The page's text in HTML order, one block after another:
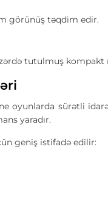
görünüş təqdim edir.
tutulmuş
oyunlarda sürətli
yaradır.
geniş istifadə edilir: